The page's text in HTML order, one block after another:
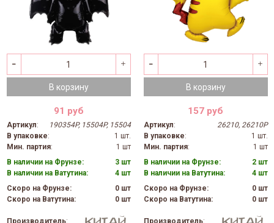
В корзину
91 руб
Артикул:
190354P, 15504P, 15504
В упаковке:
1 шт.
Мин. партия:
1 шт
В наличии на Фрунзе:
3 шт
В наличии на Ватутина:
4 шт
Скоро на Фрунзе:
0 шт
Скоро на Ватутина:
0 шт
Производитель:
В корзину
157 руб
Артикул:
26210, 26210P
В упаковке:
1 шт.
Мин. партия:
1 шт
В наличии на Фрунзе:
2 шт
В наличии на Ватутина:
4 шт
Скоро на Фрунзе:
0 шт
Скоро на Ватутина:
0 шт
Производитель: